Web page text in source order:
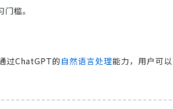
槛。
过ChatGPT的自然语言处理能力，用户可